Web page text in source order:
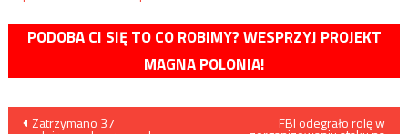
PODOBA CI SIĘ TO CO ROBIMY? WESPRZYJ PROJEKT
MAGNA POLONIA!
Nawigacja
Zatrzymano 37 FBI odegrało rolę w